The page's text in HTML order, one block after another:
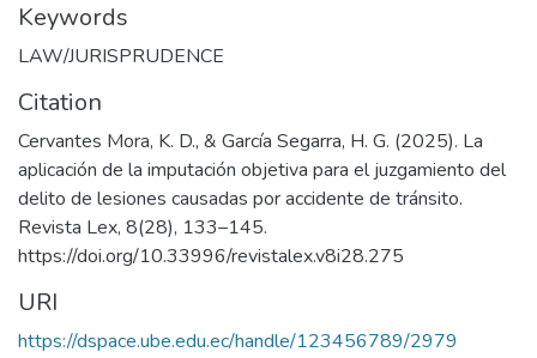
Keywords
LAW/JURISPRUDENCE
Citation
Cervantes Mora, K. D., & García Segarra, H. G. (2025). La
aplicación de la imputación objetiva para el juzgamiento del
delito de lesiones causadas por accidente de tránsito.
Revista Lex, 8(28), 133–145.
https://doi.org/10.33996/revistalex.v8i28.275
URI
https://dspace.ube.edu.ec/handle/123456789/2979